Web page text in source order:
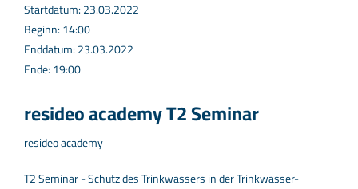
Startdatum: 23.03.2022
Beginn: 14:00
Enddatum: 23.03.2022
Ende: 19:00
resideo academy T2 Seminar
resideo academy
T2 Seminar - Schutz des Trinkwassers in der Trinkwasser-